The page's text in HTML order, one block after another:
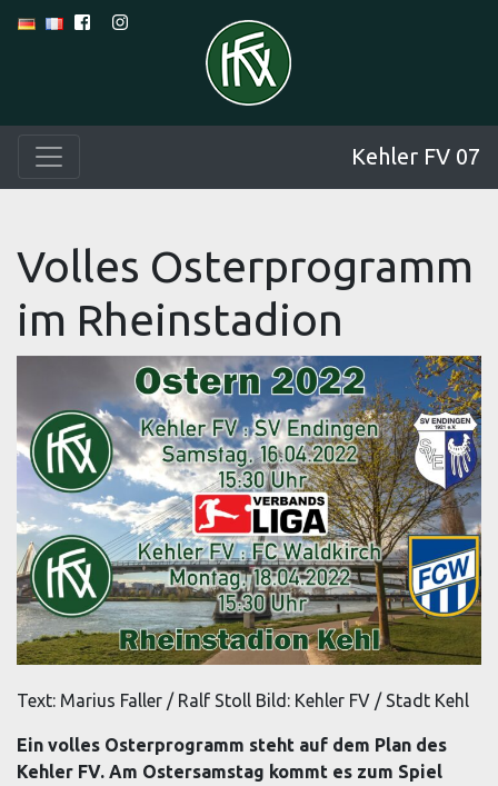
Kehler FV 07
Volles Osterprogramm
im Rheinstadion
Text: Marius Faller / Ralf Stoll Bild: Kehler FV / Stadt Kehl
Ein volles Osterprogramm steht auf dem Plan des
Kehler FV. Am Ostersamstag kommt es zum Spiel